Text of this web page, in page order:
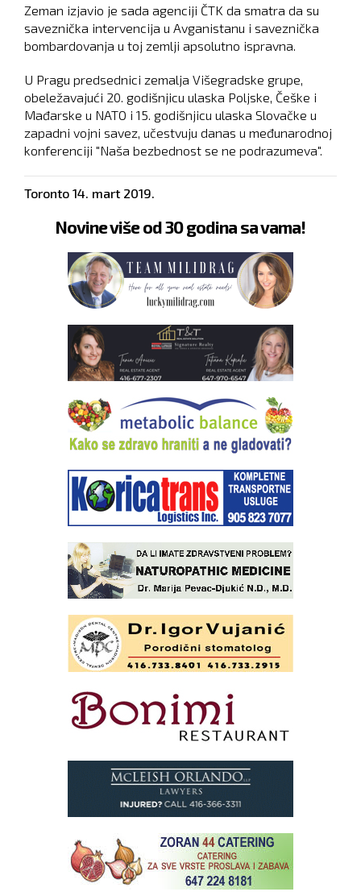
Zeman izjavio je sada agenciji ČTK da smatra da su
saveznička intervencija u Avganistanu i saveznička
bombardovanja u toj zemlji apsolutno ispravna.
U Pragu predsednici zemalja Višegradske grupe,
obeležavajući 20. godišnjicu ulaska Poljske, Češke i
Mađarske u NATO i 15. godišnjicu ulaska Slovačke u
zapadni vojni savez, učestvuju danas u međunarodnoj
konferenciji "Naša bezbednost se ne podrazumeva".
Toronto 14. mart 2019.
Novine više od 30 godina sa vama!